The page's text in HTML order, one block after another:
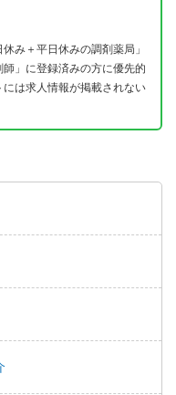
み＋平日休みの調剤薬局」
」に登録済みの方に優先的
は求人情報が掲載されない